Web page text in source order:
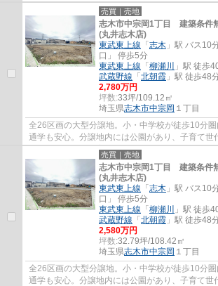
施設もあわせてご案内いたしますので、お気...
売買｜売地
志木市中宗岡1丁目 建築条
(丸井志木店)
東武東上線 「 志木 」駅 バス10
口」 停歩5分
東武東上線 「 柳瀬川
」駅 徒歩
武蔵野線 「 北朝霞 」駅 徒歩48
2,780万円
坪数:33坪/109.12㎡
埼玉県志木市中宗岡 １丁目
全26区画の大型分譲地。小・中学校が徒歩10分
通学も安心。分譲地内には公園があり、子育て世
施設もあわせてご案内いたしますので、お気...
売買｜売地
志木市中宗岡1丁目 建築条
(丸井志木店)
東武東上線 「 志木 」駅 バス10
口」 停歩5分
東武東上線 「 柳瀬川
」駅 徒歩
武蔵野線 「 北朝霞 」駅 徒歩48
2,580万円
坪数:32.79坪/108.42㎡
埼玉県志木市中宗岡 １丁目
全26区画の大型分譲地。小・中学校が徒歩10分
通学も安心。分譲地内には公園があり、子育て世